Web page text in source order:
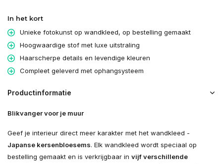
In het kort
Unieke fotokunst op wandkleed, op bestelling gemaakt
Hoogwaardige stof met luxe uitstraling
Haarscherpe details en levendige kleuren
Compleet geleverd met ophangsysteem
Productinformatie
Blikvanger voor je muur
Geef je interieur direct meer karakter met het wandkleed -
Japanse kersenbloesems. Elk wandkleed wordt speciaal op
bestelling gemaakt en is verkrijgbaar in vijf verschillende